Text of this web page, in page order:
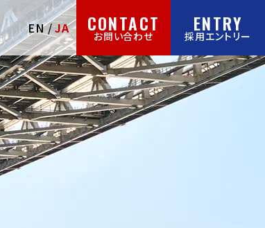
EN JA CONTACT
お問い合わせ
ENTRY
採用エントリー